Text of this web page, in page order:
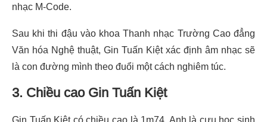
nhạc M-Code.
Sau khi thi đậu vào khoa Thanh nhạc Trường Cao đẳng
Văn hóa Nghệ thuật, Gin Tuấn Kiệt xác định âm nhạc sẽ
là con đường mình theo đuổi một cách nghiêm túc.
3. Chiều cao Gin Tuấn Kiệt
Gin Tuấn Kiệt có chiều cao là 1m74. Anh là cựu học sinh